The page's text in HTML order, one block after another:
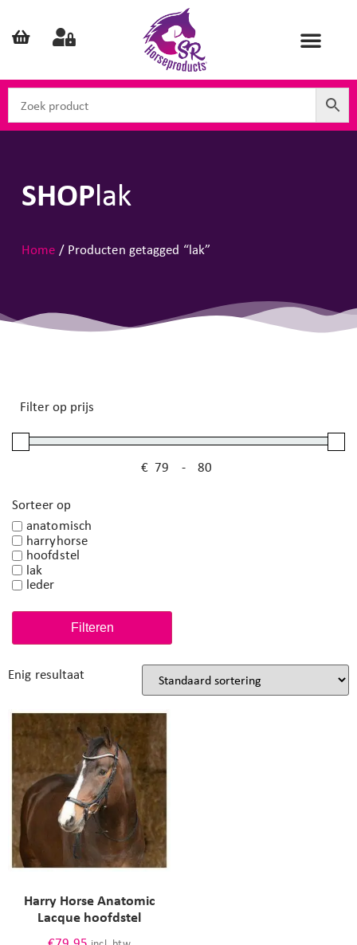
SHOPlak
Home / Producten getagged “lak”
Filter op prijs
€ Minimale prijs
-
Maximale prijs
Sorteer op
anatomisch
harryhorse
hoofdstel
lak
leder
Filteren
Enig resultaat
Harry Horse Anatomic
Lacque hoofdstel